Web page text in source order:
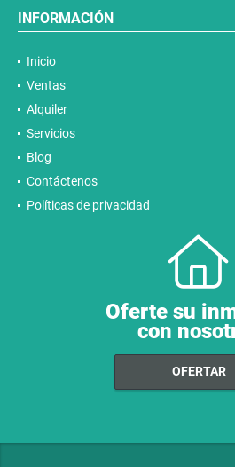
INFORMACIÓN
Inicio
Ventas
Alquiler
Servicios
Blog
Contáctenos
Políticas de privacidad
Oferte su
con
OFERTAR